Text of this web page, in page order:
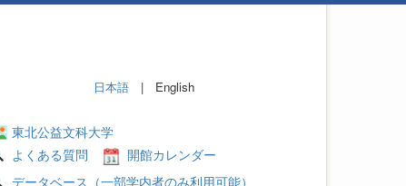
日本語| English
東北公益文科大学
よくある質問
開館カレンダー
データベース（一部学内者のみ利用可能）